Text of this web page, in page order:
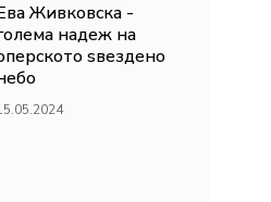
Живковска -
надеж на
ѕвездено